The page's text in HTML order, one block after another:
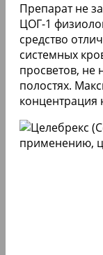
Препарат не
ЦОГ-1
средство
системных
просветов, не
полостях.
концентрация